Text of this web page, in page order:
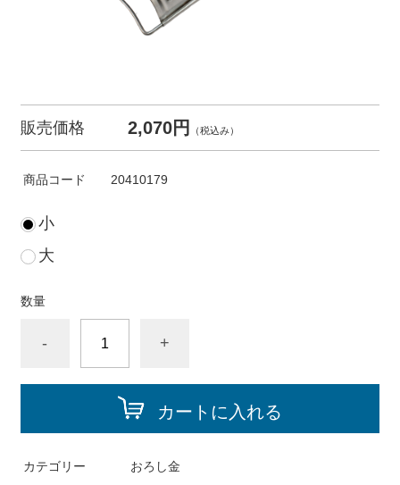
販売価格 2,070円 （税込み）
商品コード 20410179
小
大
数量
- +
カートに入れる
カテゴリー おろし金